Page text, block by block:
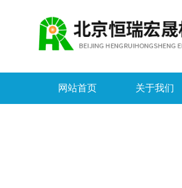
网站首页 关于我们